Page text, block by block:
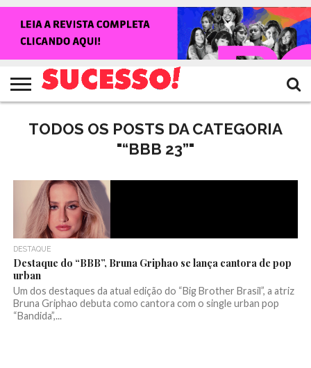
NOTÍCIAS
SHOWS
ENTREVISTAS
CLIQUES
RANKING
CROWLEY
TV
SUCESSO!
REVISTA
SUCESSO!
TODOS OS POSTS DA CATEGORIA
"“BBB 23”"
DESTAQUE
Destaque do “BBB”, Bruna Griphao se lança cantora de pop
urban
Um dos destaques da atual edição do “Big Brother Brasil”, a atriz
Bruna Griphao debuta como cantora com o single urban pop
“Bandida”,...